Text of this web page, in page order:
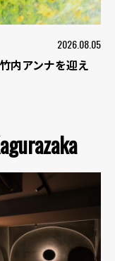
2026.08.05
内アンナを迎え